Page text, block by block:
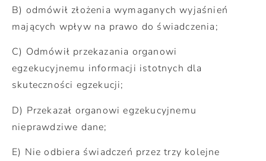
B) odmówił złożenia wymaganych wyjaśnień
mających wpływ na prawo do świadczenia;
C) Odmówił przekazania organowi
egzekucyjnemu informacji istotnych dla
skuteczności egzekucji;
D) Przekazał organowi egzekucyjnemu
nieprawdziwe dane;
E) Nie odbiera świadczeń przez trzy kolejne